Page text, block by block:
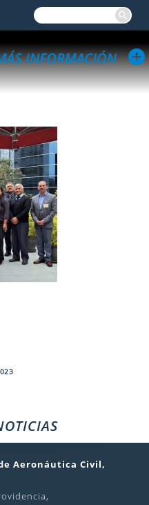
Aeronáutica Civil,